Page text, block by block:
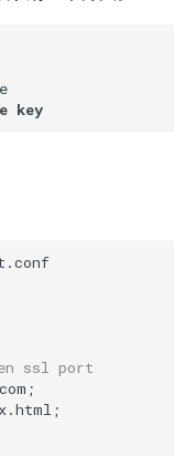
key
ssl port